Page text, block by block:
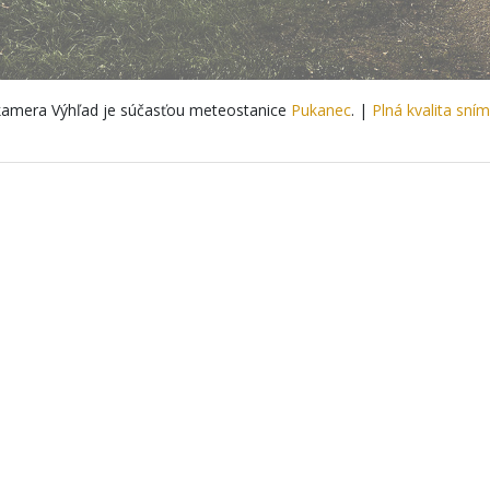
Výhľad je súčasťou meteostanice Pukanec. | Plná kvalita